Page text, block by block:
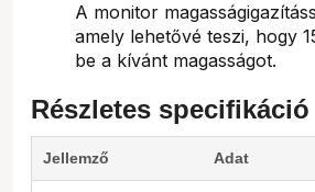
A monitor
amely lehetővé teszi, hogy
be a kívánt magasságot.
Részletes specifikáció
Jellemző Adat